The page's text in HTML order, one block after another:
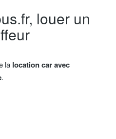
louer un
la location car avec
.